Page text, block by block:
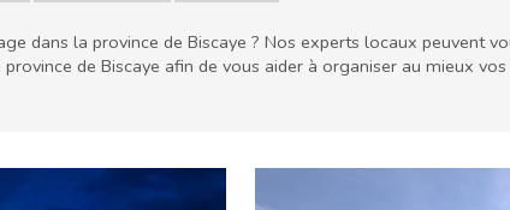
dans la province de Biscaye ? Nos experts locaux peuvent
de Biscaye afin de vous aider à organiser au mieux vos
Shopping